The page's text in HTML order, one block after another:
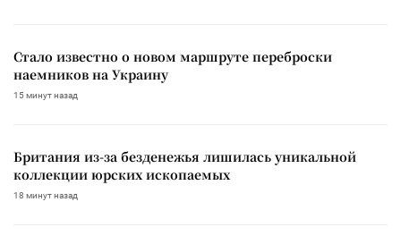
Стало известно о новом маршруте переброски
наемников на Украину
15 минут назад
Британия из-за безденежья лишилась уникальной
коллекции юрских ископаемых
18 минут назад